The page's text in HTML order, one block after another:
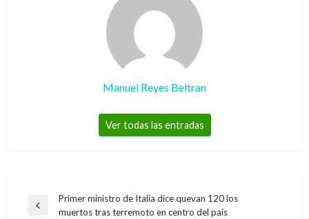
Manuel Reyes Beltran
Ver todas las entradas
Navegación
Entrada
Primer ministro de Italia dice quevan 120 los
muertos tras terremoto en centro del país